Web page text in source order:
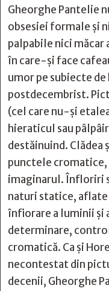
Gheorghe Pantelie
obsesiei formale şi
palpabile nici măcar
în care-şi face
umor pe subiecte
postdecembrist.
(cel care nu-şi
hieraticul sau
destăinuind. Clădea
punctele
imaginarul. Înfloriri
naturi statice,
înfiorare a luminii şi
determinare,
cromatică. Ca şi
necontestat din
decenii, Gheorghe